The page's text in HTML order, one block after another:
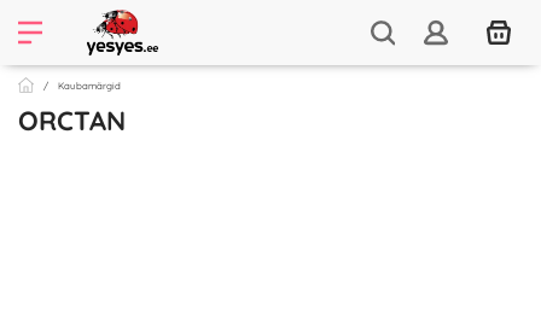
Kaubamärgid
ORCTAN